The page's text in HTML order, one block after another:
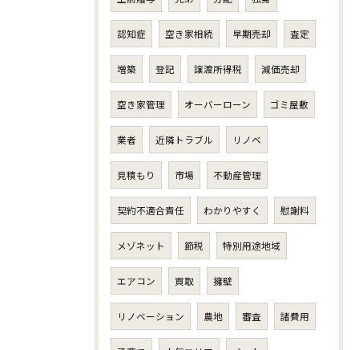
認知症 空き家相続 早期売却 査定
増築 登記 譲渡所得税 減価売却
空き家管理 オーバーローン ゴミ屋敷
業者 近隣トラブル リノベ
見積もり 市場 不動産管理
契約不適合責任 わかりやすく 慰謝料
メゾネット 節税 特別用途地域
エアコン 買取 擁壁
リノベーション 農地 審査 諸費用